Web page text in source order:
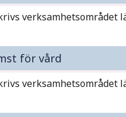
verksamhetsområdet
för vård
verksamhetsområdet